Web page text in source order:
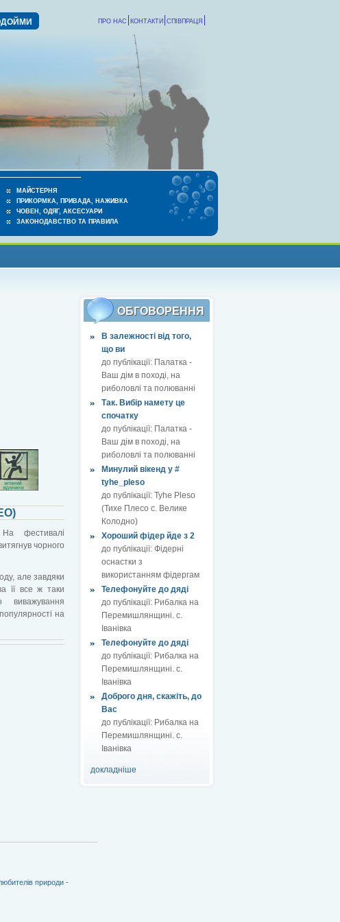
СПІВПРАЦЯ
КОНТАКТИ
ПРО НАС
МАЙСТЕРНЯ
ПРИКОРМКА, ПРИВАДА, НАЖИВКА
ЧОВЕН, ОДЯГ, АКСЕСУАРИ
ЗАКОНОДАВСТВО ТА ПРАВИЛА
ОБГОВОРЕННЯ
В залежності від того,
що ви
до публікації: Палатка -
Ваш дім в поході, на
риболовлі та полюванні
Так. Вибір намету це
спочатку
до публікації: Палатка -
Ваш дім в поході, на
риболовлі та полюванні
Минулий вікенд у #
tyhe_pleso
до публікації: Tyhe Pleso
(Тихе Плесо с. Велике
Колодно)
Хороший фідер йде з 2
до публікації: Фідерні
оснастки з
використанням фідергам
Телефонуйте до дяді
до публікації: Рибалка на
Перемишлянщині. с.
Іванівка
Телефонуйте до дяді
до публікації: Рибалка на
Перемишлянщині. с.
Іванівка
Доброго дня, скажіть, до
Вас
до публікації: Рибалка на
Перемишлянщині. с.
Іванівка
докладніше
фестивалі
чорного
але завдяки
її все ж таки
на